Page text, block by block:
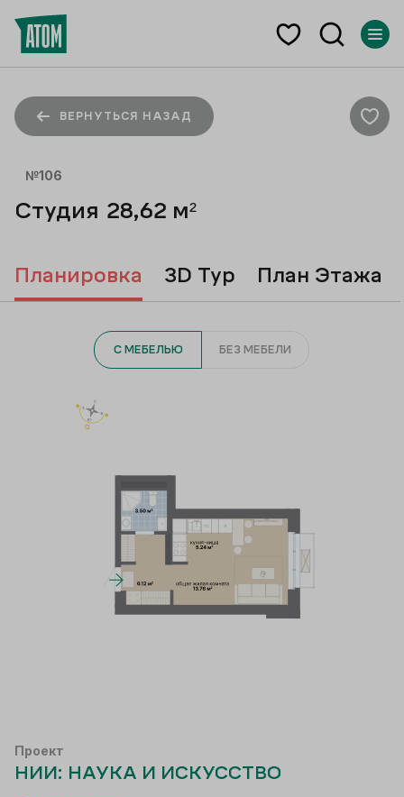
ВЕРНУТЬСЯ НАЗАД
№106
Студия 28,62 м²
Проект
НИИ: НАУКА И ИСКУССТВО
Планировка 3D Тур План Этажа
С МЕБЕЛЬЮ БЕЗ МЕБЕЛИ